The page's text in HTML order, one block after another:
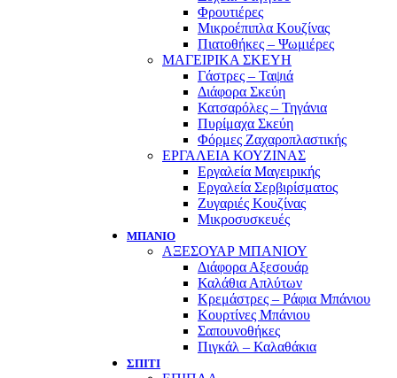
Φρουτιέρες
Μικροέπιπλα Κουζίνας
Πιατοθήκες – Ψωμιέρες
ΜΑΓΕΙΡΙΚΑ ΣΚΕΥΗ
Γάστρες – Ταψιά
Διάφορα Σκεύη
Κατσαρόλες – Τηγάνια
Πυρίμαχα Σκεύη
Φόρμες Ζαχαροπλαστικής
ΕΡΓΑΛΕΙΑ ΚΟΥΖΙΝΑΣ
Εργαλεία Μαγειρικής
Εργαλεία Σερβιρίσματος
Ζυγαριές Κουζίνας
Μικροσυσκευές
ΜΠΑΝΙΟ
ΑΞΕΣΟΥΑΡ ΜΠΑΝΙΟΥ
Διάφορα Αξεσουάρ
Καλάθια Απλύτων
Κρεμάστρες – Ράφια Μπάνιου
Κουρτίνες Μπάνιου
Σαπουνοθήκες
Πιγκάλ – Καλαθάκια
ΣΠΙΤΙ